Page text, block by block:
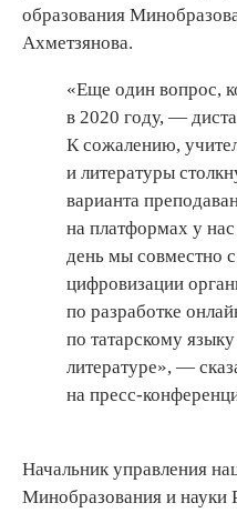
образования
Ахметзянова.
«Еще один вопрос,
в 2020 году, —
К сожалению,
и литературы
варианта
на платформах у
день мы совместно
цифровизации
по разработке
по татарскому
литературе», —
на пресс-
Начальник управления
Минобразования и науки